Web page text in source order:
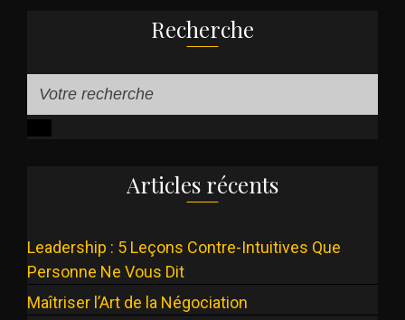
Recherche
Articles récents
Leadership : 5 Leçons Contre-Intuitives Que
Personne Ne Vous Dit
Maîtriser l’Art de la Négociation